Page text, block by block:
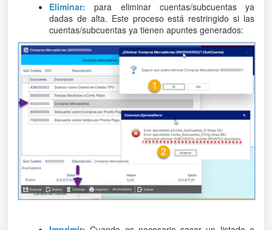
Eliminar: para eliminar cuentas/subcuentas ya
dadas de alta. Este proceso está restringido si las
cuentas/subcuentas ya tienen apuntes generados: